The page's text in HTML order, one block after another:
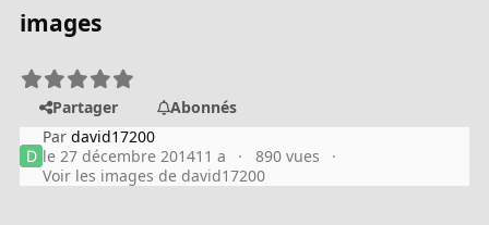
images
Partager
Abonnés
Pardavid17200
le 27 décembre 201411 a
890 vues
Voir les images de david17200